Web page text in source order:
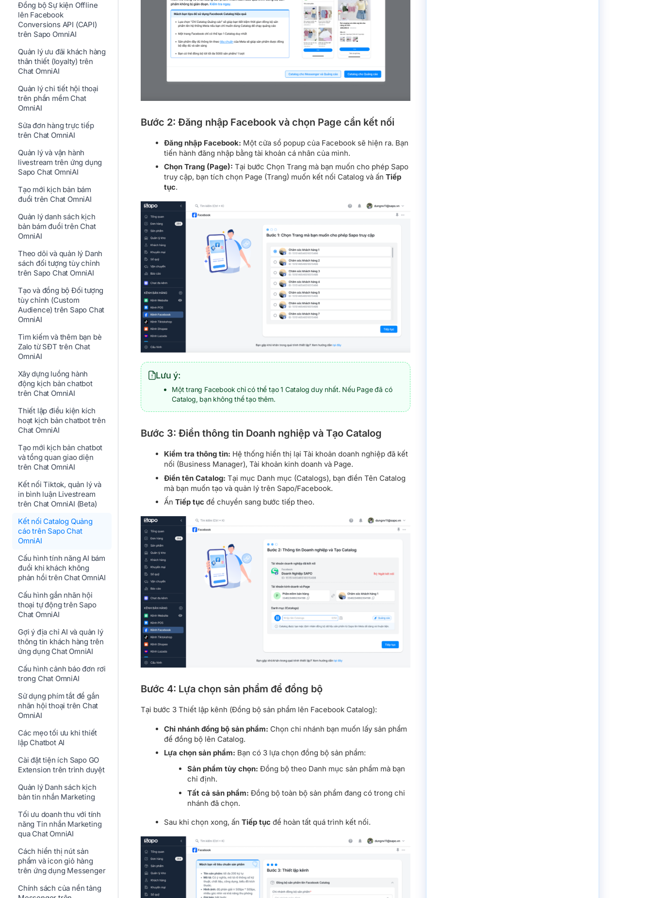
Đồng bộ Sự kiện Offline
lên Facebook
Conversions API (CAPI)
trên Sapo OmniAI
Quản lý ưu đãi khách hàng
thân thiết (loyalty) trên
Chat OmniAI
Quản lý chi tiết hội thoại
trên phần mềm Chat
OmniAI
Sửa đơn hàng trực tiếp
trên Chat OmniAI
Quản lý và vận hành
livestream trên ứng dụng
Sapo Chat OmniAI
Tạo mới kịch bản bám
đuổi trên Chat OmniAI
Quản lý danh sách kịch
bản bám đuổi trên Chat
OmniAI
Theo dõi và quản lý Danh
sách đối tượng tùy chỉnh
trên Sapo Chat OmniAI
Tạo và đồng bộ Đối tượng
tùy chỉnh (Custom
Audience) trên Sapo Chat
OmniAI
Tìm kiếm và thêm bạn bè
Zalo từ SĐT trên Chat
OmniAI
Xây dựng luồng hành
động kịch bản chatbot
trên Chat OmniAI
Thiết lập điều kiện kích
hoạt kịch bản chatbot trên
Chat OmniAI
Tạo mới kịch bản chatbot
và tổng quan giao diện
trên Chat OmniAI
Kết nối Tiktok, quản lý và
in bình luận Livestream
trên Chat OmniAI (Beta)
Kết nối Catalog Quảng
cáo trên Sapo Chat
OmniAI
Cấu hình tính năng AI bám
đuổi khi khách không
phản hồi trên Chat OmniAI
Cấu hình gắn nhãn hội
thoại tự động trên Sapo
Chat OmniAI
Gợi ý địa chỉ AI và quản lý
thông tin khách hàng trên
ứng dụng Chat OmniAI
Cấu hình cảnh báo đơn rơi
trong Chat OmniAI
Sử dụng phím tắt để gắn
nhãn hội thoại trên Chat
OmniAI
Các mẹo tối ưu khi thiết
lập Chatbot AI
Cài đặt tiện ích Sapo GO
Extension trên trình duyệt
Quản lý Danh sách kịch
bản tin nhắn Marketing
Tối ưu doanh thu với tính
năng Tin nhắn Marketing
qua Chat OmniAI
Cách hiển thị nút sản
phẩm và icon giỏ hàng
trên ứng dụng Messenger
Chính sách của nền tảng
Bước 2: Đăng nhập Facebook và chọn Page cần kết nối
Đăng nhập Facebook: Một cửa sổ popup của Facebook sẽ hiện ra. Bạn
tiến hành đăng nhập bằng tài khoản cá nhân của mình.
Chọn Trang (Page): Tại bước Chọn Trang mà bạn muốn cho phép Sapo
truy cập, bạn tích chọn Page (Trang) muốn kết nối Catalog và ấn Tiếp
tục.
Lưu ý:
Một trang Facebook chỉ có thể tạo 1 Catalog duy nhất. Nếu Page đã có
Catalog, bạn không thể tạo thêm.
Bước 3: Điền thông tin Doanh nghiệp và Tạo Catalog
Kiểm tra thông tin: Hệ thống hiển thị lại Tài khoản doanh nghiệp đã kết
nối (Business Manager), Tài khoản kinh doanh và Page.
Điền tên Catalog: Tại mục Danh mục (Catalogs), bạn điền Tên Catalog
mà bạn muốn tạo và quản lý trên Sapo/Facebook.
Ấn Tiếp tục để chuyển sang bước tiếp theo.
Bước 4: Lựa chọn sản phẩm để đồng bộ
Tại bước 3 Thiết lập kênh (Đồng bộ sản phẩm lên Facebook Catalog):
Chi nhánh đồng bộ sản phẩm: Chọn chi nhánh bạn muốn lấy sản phẩm
để đồng bộ lên Catalog.
Lựa chọn sản phẩm: Bạn có 3 lựa chọn đồng bộ sản phẩm:
Sản phẩm tùy chọn: Đồng bộ theo Danh mục sản phẩm mà bạn
chỉ định.
Tất cả sản phẩm: Đồng bộ toàn bộ sản phẩm đang có trong chi
nhánh đã chọn.
Sau khi chọn xong, ấn Tiếp tục để hoàn tất quá trình kết nối.